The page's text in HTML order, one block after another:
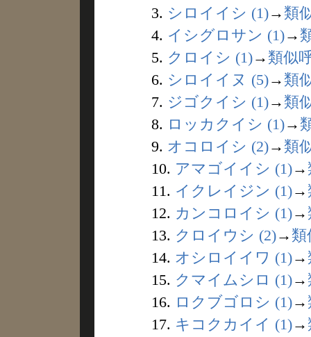
3. シロイイシ (1)→ 類
4. イシグロサン (1)→
5. クロイシ (1)→ 類似
6. シロイイヌ (5)→ 類
7. ジゴクイシ (1)→ 類
8. ロッカクイシ (1)→
9. オコロイシ (2)→ 類
10. アマゴイイシ (1)→
11. イクレイジン (1)→
12. カンコロイシ (1)→
13. クロイウシ (2)→ 類
14. オシロイイワ (1)→
15. クマイムシロ (1)→
16. ロクブゴロシ (1)→
17. キコクカイイ (1)→